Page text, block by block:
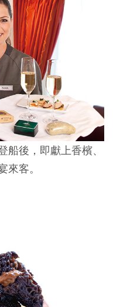
後，即獻上香檳、
來客。